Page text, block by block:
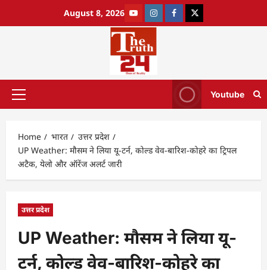
August 8, 2026
Youtube
Home भारत
उत्तर प्रदेश
UP Weather: मौसम ने लिया यू-टर्न, कोल्ड वेव-बारिश-कोहरे का ट्रिपल
अटैक, येलो और ऑरेंज अलर्ट जारी
उत्तर प्रदेश
UP Weather: मौसम ने लिया यू-
टर्न, कोल्ड वेव-बारिश-कोहरे का